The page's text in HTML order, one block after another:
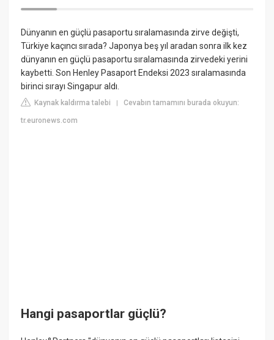
Dünyanın en güçlü pasaportu sıralamasında zirve değişti,
Türkiye kaçıncı sırada? Japonya beş yıl aradan sonra ilk kez
dünyanın en güçlü pasaportu sıralamasında zirvedeki yerini
kaybetti. Son Henley Pasaport Endeksi 2023 sıralamasında
birinci sırayı Singapur aldı.
Kaynak kaldırma talebi |Cevabın tamamını burada okuyun:
tr.euronews.com
Hangi pasaportlar güçlü?